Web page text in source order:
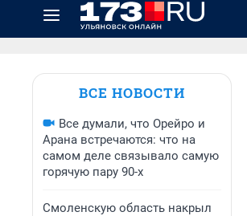
ВСЕ НОВОСТИ
Все думали, что Орейро и
Арана встречаются: что на
самом деле связывало самую
горячую пару 90-х
Смоленскую область накрыл